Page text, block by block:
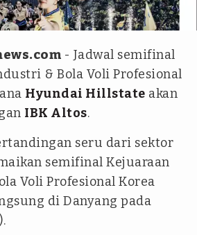
@hdecvolleyballteam
- Jadwal semifinal
& Bola Voli Profesional
Hyundai Hillstate akan
IBK Altos.
seru dari sektor
semifinal Kejuaraan
Voli Profesional Korea
di Danyang pada